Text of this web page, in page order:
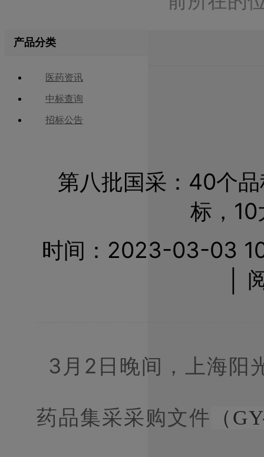
产品分类
医药资讯
中标查询
招标公告
第八批国采：40个
标，10
时间：2023-03-03
│
3月2日晚间，上海阳
药品集采采购文件 （